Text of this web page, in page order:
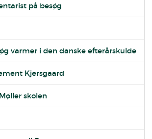
på besøg
varmer i den danske efterårskulde
Kjersgaard
skolen